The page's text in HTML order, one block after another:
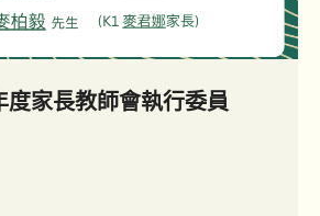
度家長教師會執行委員